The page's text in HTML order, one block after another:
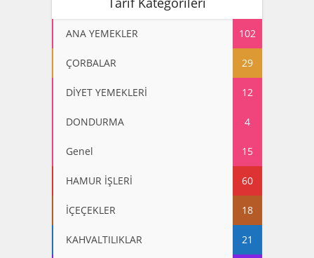
ANA YEMEKLER 102
ÇORBALAR 29
DİYET YEMEKLERİ 12
DONDURMA 4
Genel 15
HAMUR İŞLERİ 60
İÇEÇEKLER 18
KAHVALTILIKLAR 21